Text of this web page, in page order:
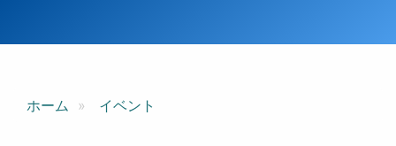
ホーム イベント